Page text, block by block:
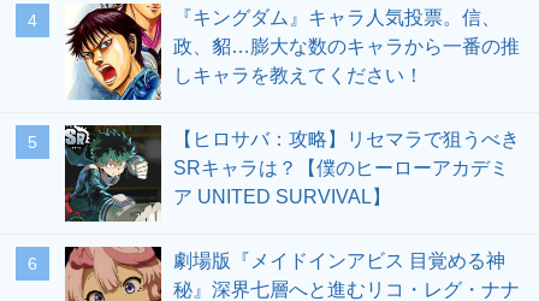
4
『キングダム』キャラ人気投票。信、
政、貂…膨大な数のキャラから一番の推
しキャラを教えてください！
5
【ヒロサバ：攻略】リセマラで狙うべき
SRキャラは？【僕のヒーローアカデミ
ア UNITED SURVIVAL】
6
劇場版『メイドインアビス 目覚める神
秘』深界七層へと進むリコ・レグ・ナナ